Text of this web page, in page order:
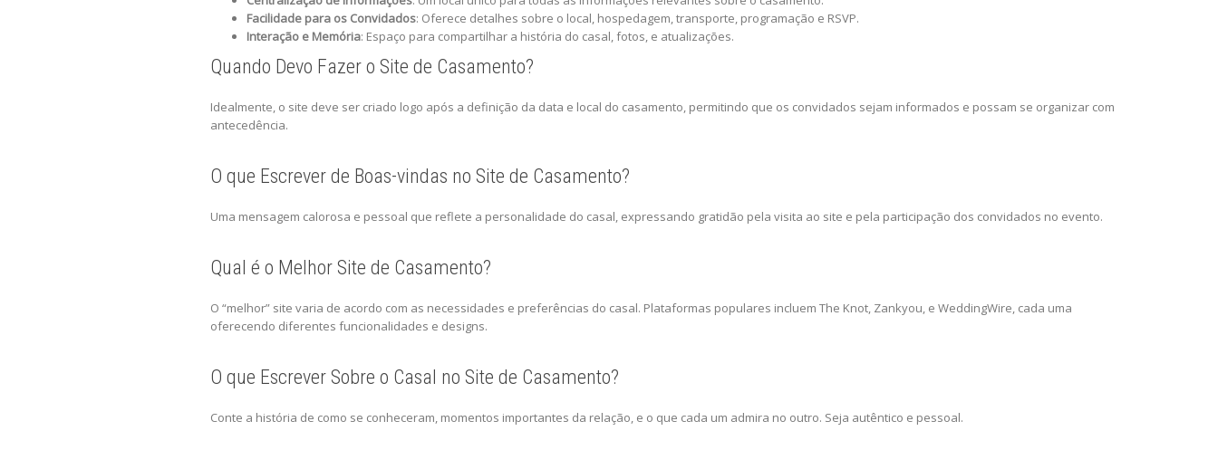
Facilidade para os Convidados: Oferece detalhes sobre o local, hospedagem, transporte, programação e RSVP.
Interação e Memória: Espaço para compartilhar a história do casal, fotos, e atualizações.
Quando Devo Fazer o Site de Casamento?
Idealmente, o site deve ser criado logo após a definição da data e local do casamento, permitindo que os convidados sejam informados e possam se organizar com
antecedência.
O que Escrever de Boas-vindas no Site de Casamento?
Uma mensagem calorosa e pessoal que reflete a personalidade do casal, expressando gratidão pela visita ao site e pela participação dos convidados no evento.
Qual é o Melhor Site de Casamento?
O “melhor” site varia de acordo com as necessidades e preferências do casal. Plataformas populares incluem The Knot, Zankyou, e WeddingWire, cada uma
oferecendo diferentes funcionalidades e designs.
O que Escrever Sobre o Casal no Site de Casamento?
Conte a história de como se conheceram, momentos importantes da relação, e o que cada um admira no outro. Seja autêntico e pessoal.